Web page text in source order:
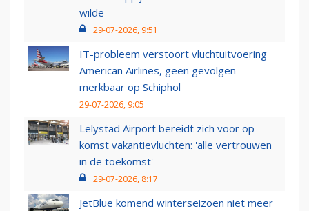
wilde
29-07-2026, 9:51
IT-probleem verstoort vluchtuitvoering
American Airlines, geen gevolgen
merkbaar op Schiphol
29-07-2026, 9:05
Lelystad Airport bereidt zich voor op
komst vakantievluchten: 'alle vertrouwen
in de toekomst'
29-07-2026, 8:17
JetBlue komend winterseizoen niet meer